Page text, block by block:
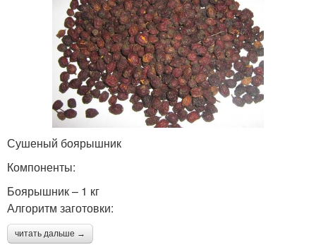
Сушеный боярышник
Компоненты:
Боярышник – 1 кг
Алгоритм заготовки:
читать дальше →